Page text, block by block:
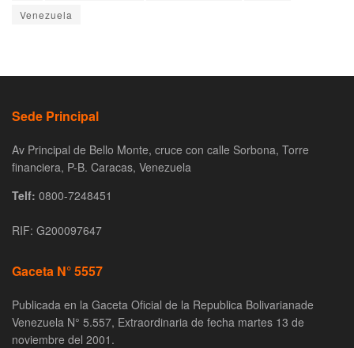
Venezuela
Sede Principal
Av Principal de Bello Monte, cruce con calle Sorbona, Torre
financiera, P-B. Caracas, Venezuela
Telf: 0800-7248451
RIF: G200097647
Gaceta N° 5557
Publicada en la Gaceta Oficial de la Republica Bolivarianade
Venezuela N° 5.557, Extraordinaria de fecha martes 13 de
noviembre del 2001.